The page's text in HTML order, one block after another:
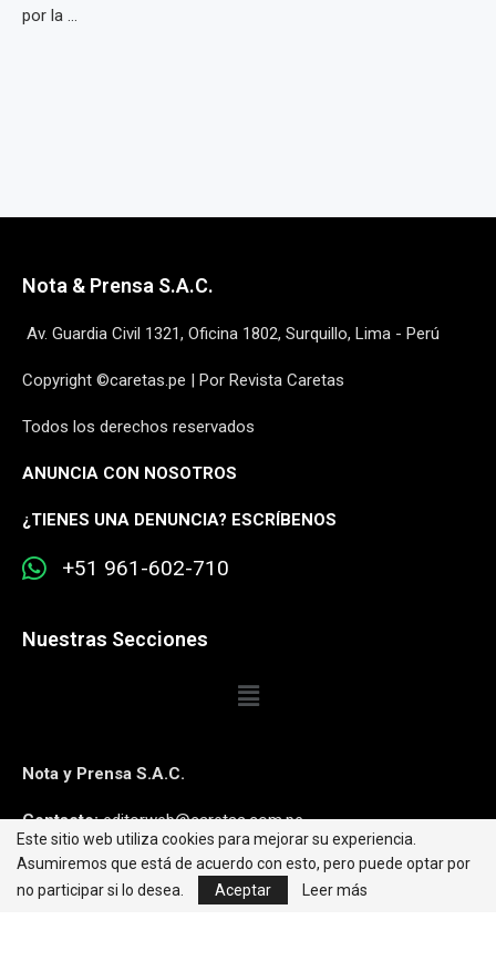
por la ...
Nota & Prensa S.A.C.
Av. Guardia Civil 1321, Oficina 1802, Surquillo, Lima - Perú
Copyright ©caretas.pe | Por Revista Caretas
Todos los derechos reservados
ANUNCIA CON NOSOTROS
¿TIENES UNA DENUNCIA? ESCRÍBENOS
+51 961-602-710
Nuestras Secciones
Nota y Prensa S.A.C.
Contacto:editorweb@caretas.com.pe
Síguenos:
Este sitio web utiliza cookies para mejorar su experiencia.
Asumiremos que está de acuerdo con esto, pero puede optar por
no participar si lo desea.
Aceptar Leer más